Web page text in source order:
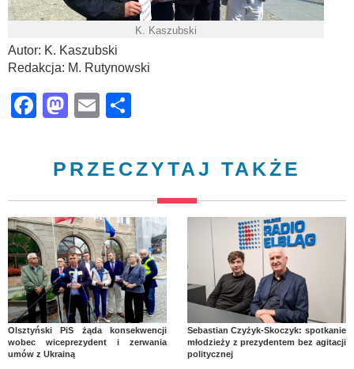
K. Kaszubski
Autor: K. Kaszubski
Redakcja: M. Rutynowski
Facebook
Mastodon
Email
PRZECZYTAJ TAKŻE
Olsztyński PiS żąda konsekwencji
wobec wiceprezydent i zerwania
umów z Ukrainą
Sebastian Czyżyk-Skoczyk: spotkanie
młodzieży z prezydentem bez agitacji
politycznej